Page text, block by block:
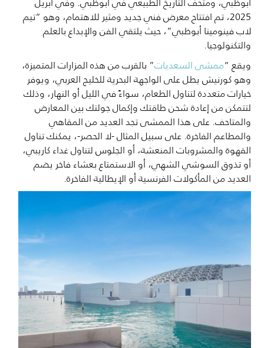
2025، تم افتتاح معرض فني جديد ومثير للاهتمام، وهو “تيم
لاب فينومينا أبوظبي”، حيث يلتقي الفن والإبداع بالعلم
والتكنولوجيا.
ويقع “ممشى السعديات” بالقرب من هذه المزارات المتميزة،
وهو كورنيش يطل على الواجهة البحرية للخليج العربي، ويوفر
خيارات متعددة لتناول الطعام، سواءً في الليل أو النهار، وذلك
لتتمكن من إعادة شحن طاقتك وإكمال جولتك بين المعارض
والمتاحف. على هذا الممشى تجد العديد من المقاهي
والمطاعم الفاخرة. على سبيل المثال -لا الحصر-، يمكنك تناول
القهوة والمشروبات المنعشة، أو الجلوس لتناول غداء كاريبي،
أو تذوق السوشي الشهي، أو الاستمتاع بعشاء فاخر يضم
العديد من المأكولات الفرنسية أو الإيطالية الفاخرة.